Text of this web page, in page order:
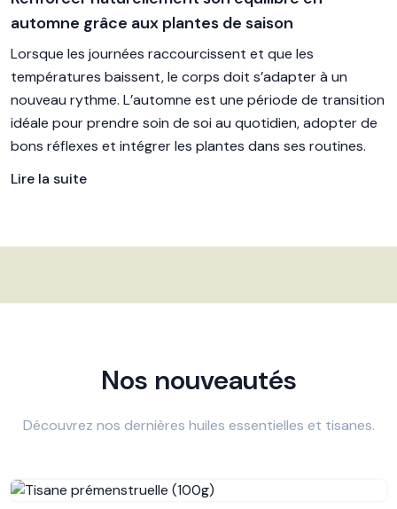
automne grâce aux plantes de saison
Lorsque les journées raccourcissent et que les
températures baissent, le corps doit s’adapter à un
nouveau rythme. L’automne est une période de transition
idéale pour prendre soin de soi au quotidien, adopter de
bons réflexes et intégrer les plantes dans ses routines.
Lire la suite
Nos nouveautés
Découvrez nos dernières huiles essentielles et tisanes.